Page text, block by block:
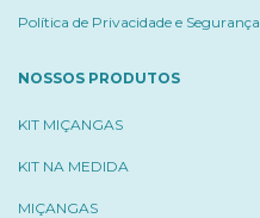
Política de Privacidade e Segurança
NOSSOS PRODUTOS
KIT MIÇANGAS
KIT NA MEDIDA
MIÇANGAS